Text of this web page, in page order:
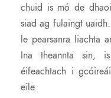
chuid is mó de
siad ag fulaingt
le pearsanra liachta
Ina theannta sin,
éifeachtach i
eile.